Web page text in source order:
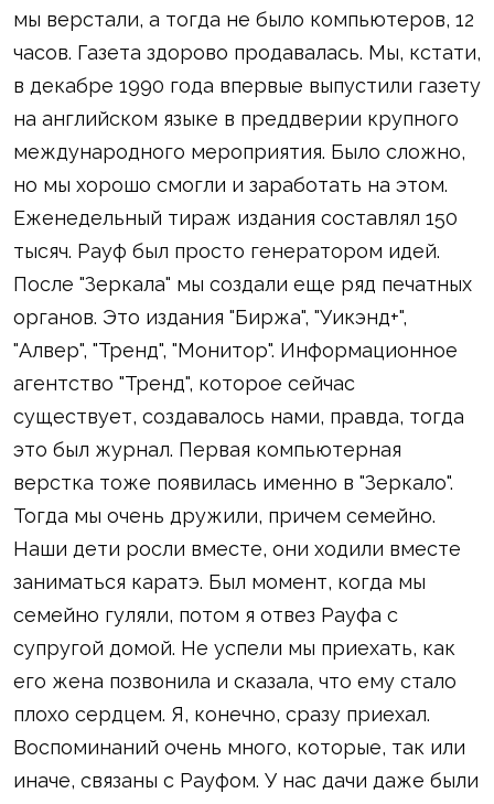
мы верстали, а тогда не было компьютеров, 12
часов. Газета здорово продавалась. Мы, кстати,
в декабре 1990 года впервые выпустили газету
на английском языке в преддверии крупного
международного мероприятия. Было сложно,
но мы хорошо смогли и заработать на этом.
Еженедельный тираж издания составлял 150
тысяч. Рауф был просто генератором идей.
После "Зеркала" мы создали еще ряд печатных
органов. Это издания "Биржа", "Уикэнд+",
"Алвер", "Тренд", "Монитор". Информационное
агентство "Тренд", которое сейчас
существует, создавалось нами, правда, тогда
это был журнал. Первая компьютерная
верстка тоже появилась именно в "Зеркало".
Тогда мы очень дружили, причем семейно.
Наши дети росли вместе, они ходили вместе
заниматься каратэ. Был момент, когда мы
семейно гуляли, потом я отвез Рауфа с
супругой домой. Не успели мы приехать, как
его жена позвонила и сказала, что ему стало
плохо сердцем. Я, конечно, сразу приехал.
Воспоминаний очень много, которые, так или
иначе, связаны с Рауфом. У нас дачи даже были